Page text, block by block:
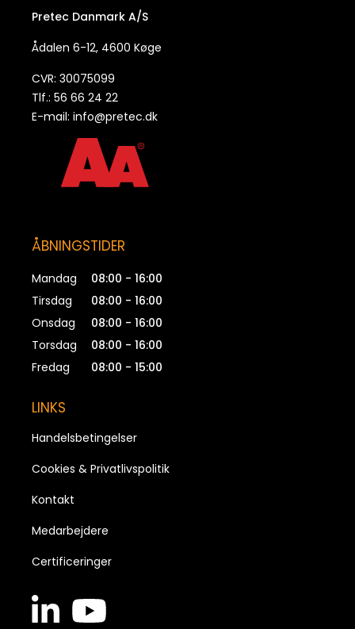
516435V
Pretec Danmark A/S
Ådalen 6-12, 4600 Køge
CVR: 30075099
Tlf.: 56 66 24 22
E-mail: info@pretec.dk
ÅBNINGSTIDER
Mandag
08:00 - 16:00
Tirsdag
08:00 - 16:00
Onsdag
08:00 - 16:00
Torsdag
08:00 - 16:00
Fredag
08:00 - 15:00
LINKS
Handelsbetingelser
Cookies & Privatlivspolitik
Kontakt
Medarbejdere
Certificeringer
linkedin
in